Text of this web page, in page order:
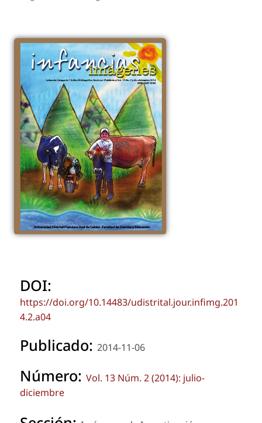
DOI:
https://doi.org/10.14483/udistrital.jour.infimg.201
4.2.a04
Publicado: 2014-11-06
Número: Vol. 13 Núm. 2 (2014): julio-
diciembre